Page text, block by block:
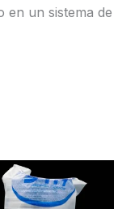
en un sistema de